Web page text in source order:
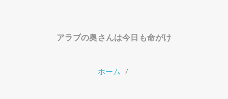
アラブの奥さんは今日も命がけ
ホーム /